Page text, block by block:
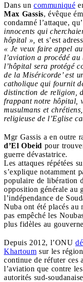
Dans un communiqué
Max Gassis, évêque
condamné l’attaque,
innocents qui
hôpital »,
et s’est
« Je veux faire appel au
l’aviation a procédé au
l’hôpital sera protégé
de la Miséricorde’ est
catholique qui fournit
distinction de religion,
frappant notre hôpital,
musulmans et
religieuse de l’Eglise
Mgr Gassis a en outre
d’El Obeid pour
guerre dévastatrice.
Les attaques répétées
s’explique notamment
populaire de libération
opposition générale au
l’indépendance de
Nuba ont été placés au
pas empêché les
plus fidèles au
Depuis 2012, l’ONU
Khartoum sur les
continue de réfuter ces
l’aviation que contre
autorités sud-